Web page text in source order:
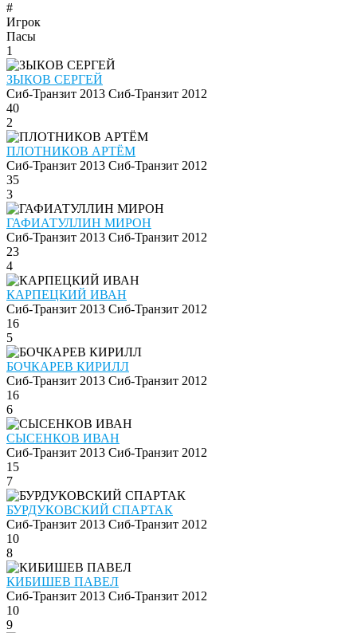
#
Игрок
Пасы
1
ЗЫКОВ СЕРГЕЙ
Сиб-Транзит 2013 Сиб-Транзит 2012
40
2
ПЛОТНИКОВ АРТЁМ
Сиб-Транзит 2013 Сиб-Транзит 2012
35
3
ГАФИАТУЛЛИН МИРОН
Сиб-Транзит 2013 Сиб-Транзит 2012
23
4
КАРПЕЦКИЙ ИВАН
Сиб-Транзит 2013 Сиб-Транзит 2012
16
5
БОЧКАРЕВ КИРИЛЛ
Сиб-Транзит 2013 Сиб-Транзит 2012
16
6
СЫСЕНКОВ ИВАН
Сиб-Транзит 2013 Сиб-Транзит 2012
15
7
БУРДУКОВСКИЙ СПАРТАК
Сиб-Транзит 2013 Сиб-Транзит 2012
10
8
КИБИШЕВ ПАВЕЛ
Сиб-Транзит 2013 Сиб-Транзит 2012
10
9